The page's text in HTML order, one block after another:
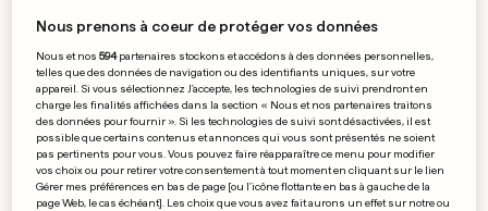
banc
NOUVELLE NUIT EN PRISON
Nabilla poursuivie pour
tentative de meurtre
0 0
Nous prenons à coeur de protéger vos données
Nous et nos594partenaires stockons et accédons à des données personnelles,
telles que des données de navigation ou des identifiants uniques, sur votre
appareil. Si vous sélectionnez J'accepte, les technologies de suivi prendront en
charge les finalités affichées dans la section « Nous et nos partenaires traitons
des données pour fournir ». Si les technologies de suivi sont désactivées, il est
possible que certains contenus et annonces qui vous sont présentés ne soient
pas pertinents pour vous. Vous pouvez faire réapparaître ce menu pour modifier
vos choix ou pour retirer votre consentement à tout moment en cliquant sur le lien
Gérer mes préférences en bas de page [ou l'icône flottante en bas à gauche de la
page Web, le cas échéant]. Les choix que vous avez fait aurons un effet sur notre ou